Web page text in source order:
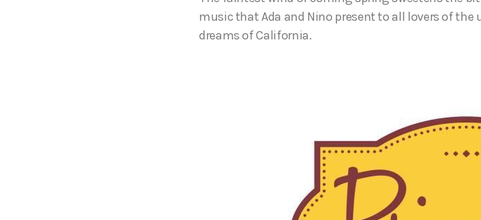
music that Ada and Nino present to all lovers of
dreams of California.